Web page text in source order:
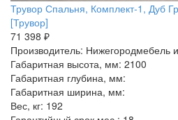
Трувор Спальня, Комплект-1, Дуб
[Трувор]
71 398 ₽
Производитель: Нижегородмебель
Габаритная высота, мм: 2100
Габаритная глубина, мм:
Габаритная ширина, мм:
Вес, кг: 192